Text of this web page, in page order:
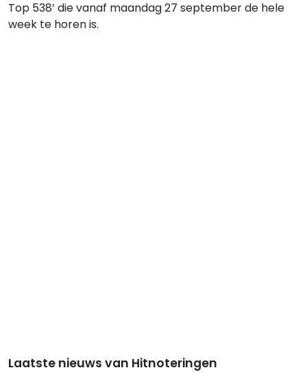
Top 538’ die vanaf maandag 27 september de hele
week te horen is.
Laatste nieuws van Hitnoteringen